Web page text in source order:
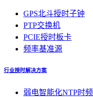
GPS北斗授时子钟
PTP交换机
PCIE授时板卡
频率基准源
行业授时解决方案
弱电智能化NTP时频